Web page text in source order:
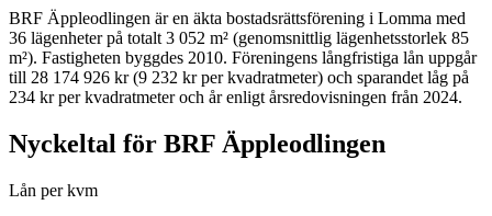
BRF Äppleodlingen är en äkta bostadsrättsförening i Lomma med
36 lägenheter på totalt 3 052 m² (genomsnittlig lägenhetsstorlek 85
m²). Fastigheten byggdes 2010. Föreningens långfristiga lån uppgår
till 28 174 926 kr (9 232 kr per kvadratmeter) och sparandet låg på
234 kr per kvadratmeter och år enligt årsredovisningen från 2024.
Nyckeltal för BRF Äppleodlingen
Lån per kvm